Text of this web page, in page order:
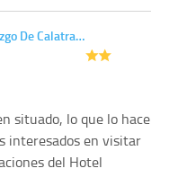
De Calatra…
situado, lo que lo hace
interesados en visitar
del Hotel